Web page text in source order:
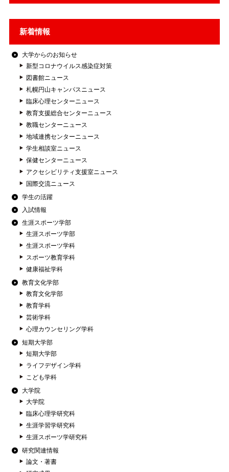
新着情報
大学からのお知らせ
新型コロナウイルス感染症対策
図書館ニュース
札幌円山キャンパスニュース
臨床心理センターニュース
教育支援総合センターニュース
教職センターニュース
地域連携センターニュース
学生相談室ニュース
保健センターニュース
アクセシビリティ支援室ニュース
国際交流ニュース
学生の活躍
入試情報
生涯スポーツ学部
生涯スポーツ学部
生涯スポーツ学科
スポーツ教育学科
健康福祉学科
教育文化学部
教育文化学部
教育学科
芸術学科
心理カウンセリング学科
短期大学部
短期大学部
ライフデザイン学科
こども学科
大学院
大学院
臨床心理学研究科
生涯学習学研究科
生涯スポーツ学研究科
研究関連情報
論文・著書